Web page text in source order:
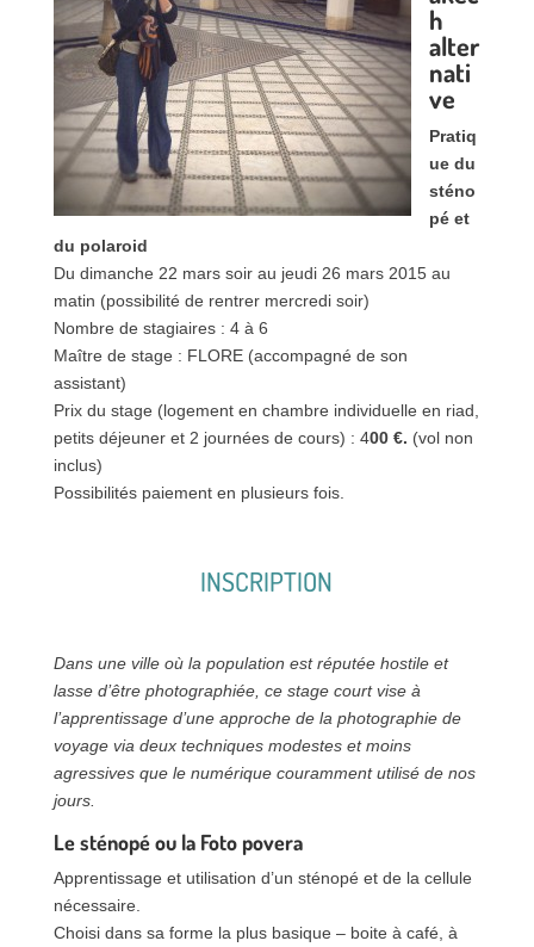
h
alter
nati
ve
Pratiq
ue du
sténo
pé et
du polaroid
Du dimanche 22 mars soir au jeudi 26 mars 2015 au
matin (possibilité de rentrer mercredi soir)
Nombre de stagiaires : 4 à 6
Maître de stage : FLORE (accompagné de son
assistant)
Prix du stage (logement en chambre individuelle en riad,
petits déjeuner et 2 journées de cours) : 400 €. (vol non
inclus)
Possibilités paiement en plusieurs fois.
INSCRIPTION
Dans une ville où la population est réputée hostile et
lasse d’être photographiée, ce stage court vise à
l’apprentissage d’une approche de la photographie de
voyage via deux techniques modestes et moins
agressives que le numérique couramment utilisé de nos
jours.
Le sténopé ou la Foto povera
Apprentissage et utilisation d’un sténopé et de la cellule
nécessaire.
Choisi dans sa forme la plus basique – boite à café, à